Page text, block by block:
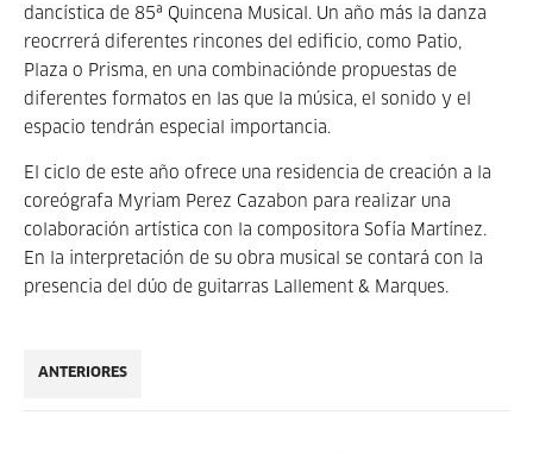
dancística de 85ª Quincena Musical. Un año más la danza
reocrrerá diferentes rincones del edificio, como Patio,
Plaza o Prisma, en una combinaciónde propuestas de
diferentes formatos en las que la música, el sonido y el
espacio tendrán especial importancia.
El ciclo de este año ofrece una residencia de creación a la
coreógrafa Myriam Perez Cazabon para realizar una
colaboración artística con la compositora Sofía Martínez.
En la interpretación de su obra musical se contará con la
presencia del dúo de guitarras Lallement & Marques.
ANTERIORES